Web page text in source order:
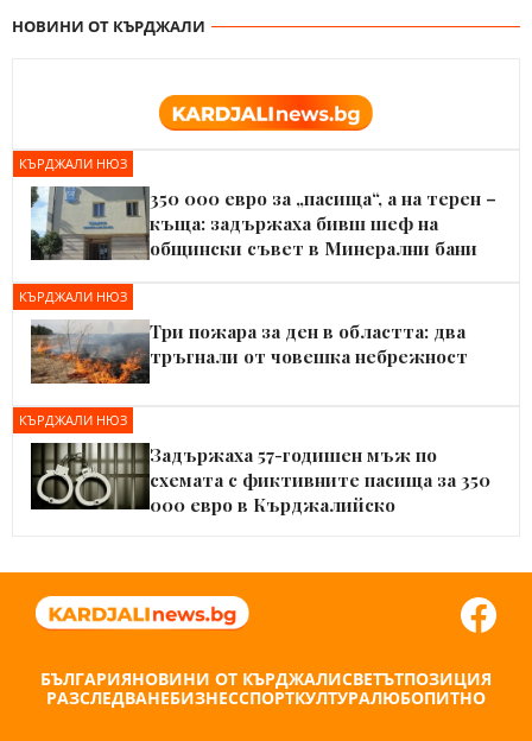
НОВИНИ ОТ КЪРДЖАЛИ
КЪРДЖАЛИ НЮЗ
350 000 евро за „пасища“, а на терен –
къща: задържаха бивш шеф на
общински съвет в Минерални бани
КЪРДЖАЛИ НЮЗ
Три пожара за ден в областта: два
тръгнали от човешка небрежност
КЪРДЖАЛИ НЮЗ
Задържаха 57-годишен мъж по
схемата с фиктивните пасища за 350
000 евро в Кърджалийско
БЪЛГАРИЯНОВИНИ ОТ КЪРДЖАЛИСВЕТЪТПОЗИЦИЯ
РАЗСЛЕДВАНЕБИЗНЕССПОРТКУЛТУРАЛЮБОПИТНО